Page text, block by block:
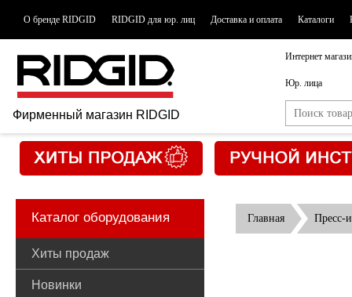
О бренде RIDGID RIDGID для юр. лиц Доставка и оплата Каталоги
Фирменный магазин RIDGID
Интернет
Юр. лица
Каталог оборудования
Хиты продаж
Новинки
Главная Пресс-